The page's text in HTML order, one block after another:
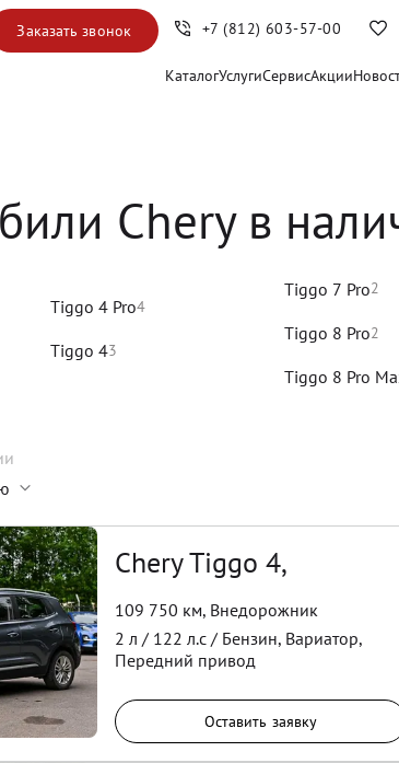
КаталогУслугиСервисАкции
Заказать звонок +7 (812) 603-57-00
Chery в
Tiggo 4 Pro4
Tiggo 43
Tiggo 7 Pro2
Tiggo 8 Pro2
Tiggo 8 Pro
Chery Tiggo 4,
109 750 км, Внедорожник
2 л / 122 л.с / Бензин, Вариатор,
Передний привод
Оставить заявку